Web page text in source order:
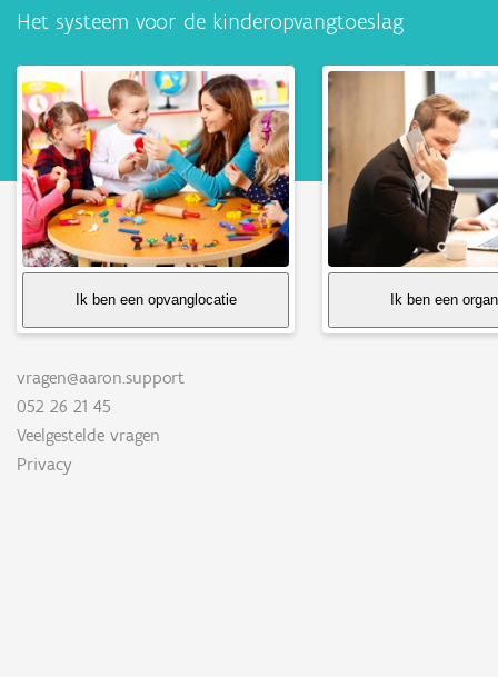
Het systeem voor de kinderopvangtoeslag
Ik ben een opvanglocatie Ik ben een
vragen@aaron.support
052 26 21 45
Veelgestelde vragen
Privacy